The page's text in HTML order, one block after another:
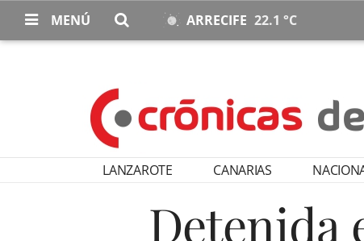
MENÚ ARRECIFE 22.1 °C
LANZAROTE CANARIAS
Detenida